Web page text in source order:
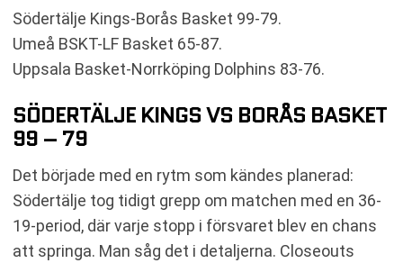
Södertälje Kings-Borås Basket 99-79.
Umeå BSKT-LF Basket 65-87.
Uppsala Basket-Norrköping Dolphins 83-76.
SÖDERTÄLJE KINGS VS BORÅS BASKET
99 – 79
Det började med en rytm som kändes planerad:
Södertälje tog tidigt grepp om matchen med en 36-
19-period, där varje stopp i försvaret blev en chans
att springa. Man såg det i detaljerna. Closeouts